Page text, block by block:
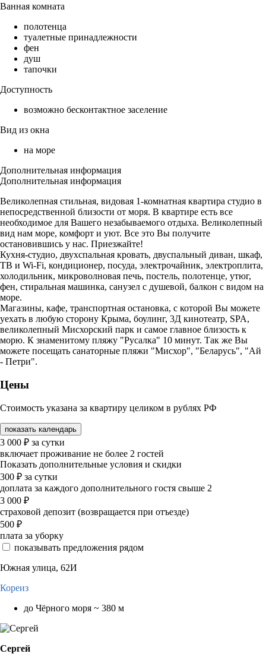
Ванная комната
полотенца
туалетные принадлежности
фен
душ
тапочки
Доступность
возможно бесконтактное заселение
Вид из окна
на море
Дополнительная информация
Дополнительная информация
Великолепная стильная, видовая 1-комнатная квартира студио в
непосредственной близости от моря. В квартире есть все
необходимое для Вашего незабываемого отдыха. Великолепный
вид нам море, комфорт и уют. Все это Вы получите
остановившись у нас. Приезжайте!
Кухня-студио, двухспальная кровать, двуспальный диван, шкаф,
ТВ и Wi-Fi, кондиционер, посуда, электрочайник, электроплита,
холодильник, микроволновая печь, постель, полотенце, утюг,
фен, стиральная машинка, санузел с душевой, балкон с видом на
море.
Магазины, кафе, транспортная остановка, с которой Вы можете
уехать в любую сторону Крыма, боулинг, 3Д кинотеатр, SPA,
великолепный Мисхорский парк и самое главное близость к
морю. К знаменитому пляжу "Русалка" 10 минут. Так же Вы
можете посещать санаторные пляжи "Мисхор", "Беларусь", "Ай
- Петри".
Цены
Стоимость указана за квартиру целиком в рублях РФ
показать календарь
3 000 ₽ за сутки
включает проживание не более 2 гостей
Показать дополнительные условия и скидки
300 ₽ за сутки
доплата за каждого дополнительного гостя свыше 2
3 000 ₽
страховой депозит (возвращается при отъезде)
500 ₽
плата за уборку
показывать предложения рядом
Южная улица, 62И
Кореиз
до Чёрного моря ~ 380 м
Сергей